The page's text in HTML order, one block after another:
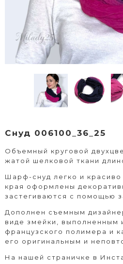
Снуд 006100_36_25
Объемный круговой
жатой шелковой ткани
Шарф-снуд легко и красиво
края оформлены
застегиваются с помощью
Дополнен съемным
виде змейки, выполненным
французского полимера и
его оригинальным и
На нашей страничке в